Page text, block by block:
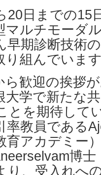
20日までの15
マルチモーダ
早期診断技術
り組んでいま
ら歓迎の挨拶
大学で新たな
とを期待して
率教員である
育アカデミー
博
り、受入れへ